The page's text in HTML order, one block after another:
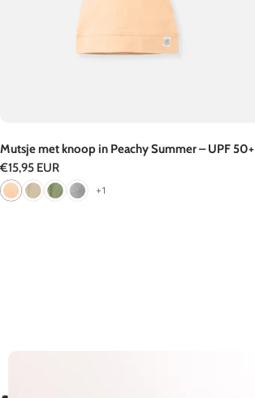
Mutsje met knoop in Peachy Summer – UPF 50+
Normale
prijs
€15,95 EUR
+1